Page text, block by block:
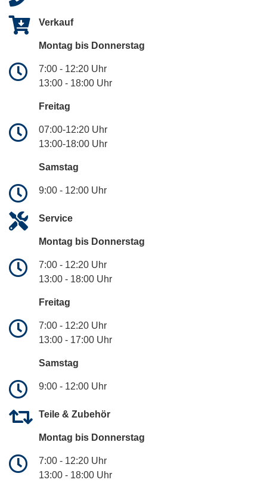
Verkauf
Montag bis Donnerstag
7:00 - 12:20 Uhr
13:00 - 18:00 Uhr
Freitag
07:00-12:20 Uhr
13:00-18:00 Uhr
Samstag
9:00 - 12:00 Uhr
Service
Montag bis Donnerstag
7:00 - 12:20 Uhr
13:00 - 18:00 Uhr
Freitag
7:00 - 12:20 Uhr
13:00 - 17:00 Uhr
Samstag
9:00 - 12:00 Uhr
Teile & Zubehör
Montag bis Donnerstag
7:00 - 12:20 Uhr
13:00 - 18:00 Uhr